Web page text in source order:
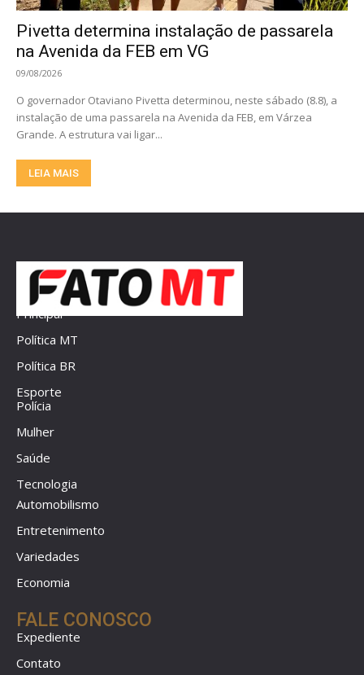
Pivetta determina instalação de passarela
na Avenida da FEB em VG
09/08/2026
O governador Otaviano Pivetta determinou, neste sábado (8.8), a
instalação de uma passarela na Avenida da FEB, em Várzea
Grande. A estrutura vai ligar...
LEIA MAIS
Principal
Política MT
Política BR
Esporte
Polícia
Mulher
Saúde
Tecnologia
Automobilismo
Entretenimento
Variedades
Economia
FALE CONOSCO
Expediente
Contato